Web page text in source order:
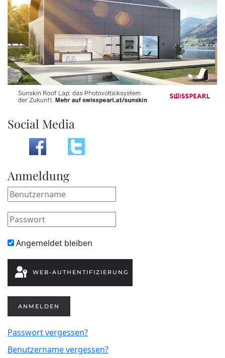
Social Media
Anmeldung
Angemeldet bleiben
WEB-AUTHENTIFIZIERUNG
ANMELDEN
Passwort vergessen?
Benutzername vergessen?